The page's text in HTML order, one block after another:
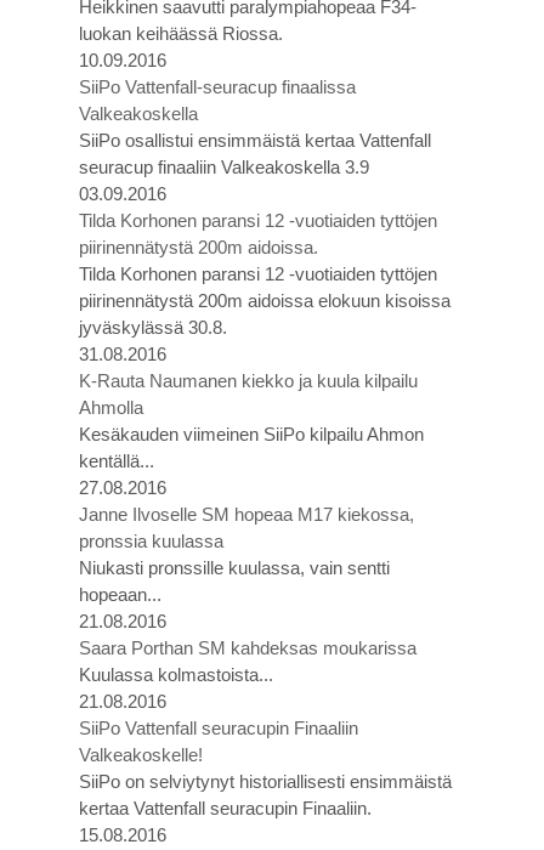
Heikkinen saavutti paralympiahopeaa F34-
luokan keihäässä Riossa.
10.09.2016
SiiPo Vattenfall-seuracup finaalissa
Valkeakoskella
SiiPo osallistui ensimmäistä kertaa Vattenfall
seuracup finaaliin Valkeakoskella 3.9
03.09.2016
Tilda Korhonen paransi 12 -vuotiaiden tyttöjen
piirinennätystä 200m aidoissa.
Tilda Korhonen paransi 12 -vuotiaiden tyttöjen
piirinennätystä 200m aidoissa elokuun kisoissa
jyväskylässä 30.8.
31.08.2016
K-Rauta Naumanen kiekko ja kuula kilpailu
Ahmolla
Kesäkauden viimeinen SiiPo kilpailu Ahmon
kentällä...
27.08.2016
Janne Ilvoselle SM hopeaa M17 kiekossa,
pronssia kuulassa
Niukasti pronssille kuulassa, vain sentti
hopeaan...
21.08.2016
Saara Porthan SM kahdeksas moukarissa
Kuulassa kolmastoista...
21.08.2016
SiiPo Vattenfall seuracupin Finaaliin
Valkeakoskelle!
SiiPo on selviytynyt historiallisesti ensimmäistä
kertaa Vattenfall seuracupin Finaaliin.
15.08.2016